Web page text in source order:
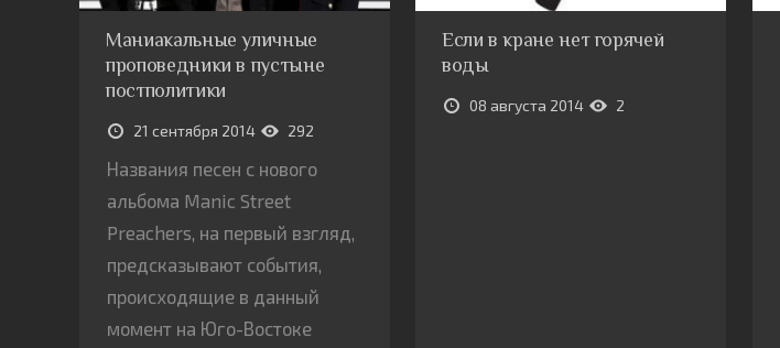
Маниакальные уличные
проповедники в пустыне
постполитики
21 сентября 2014 292
Названия песен с нового
альбома Manic Street
Preachers, на первый взгляд,
предсказывают события,
происходящие в данный
момент на Юго-Востоке
Если в кране нет горячей
воды
08 августа 2014 2